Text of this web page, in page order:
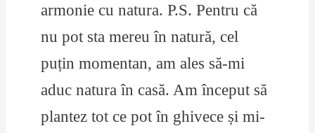
armonie cu natura. P.S. Pentru că
nu pot sta mereu în natură, cel
puțin momentan, am ales să-mi
aduc natura în casă. Am început să
plantez tot ce pot în ghivece și mi-